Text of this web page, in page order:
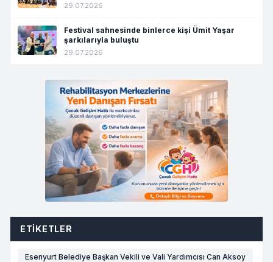
29.07.2026
Festival sahnesinde binlerce kişi Ümit Yaşar
şarkılarıyla buluştu
29.07.2026
ETIKETLER
Esenyurt Belediye Başkan Vekili ve Vali Yardımcısı Can Aksoy